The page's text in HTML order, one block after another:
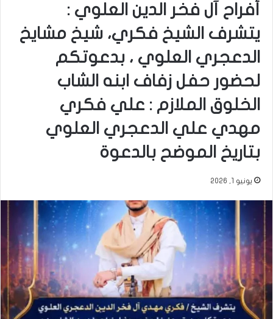
أفراح آل فخر الدين العلوي :
يتشرف الشيخ فكري، شيخ مشايخ
الدعجري العلوي ، بدعوتكم
لحضور حفل زفاف ابنه الشاب
الخلوق الملازم : علي فكري
مهدي علي الدعجري العلوي
بتاريخ الموضح بالدعوة
يونيو 1, 2026